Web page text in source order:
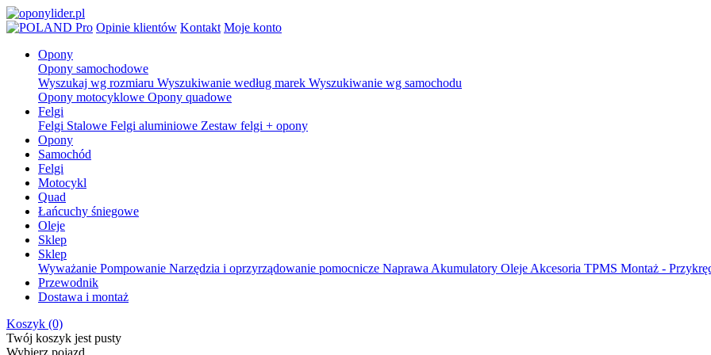
Pro Opinie klientów Kontakt Moje konto
Opony
Opony samochodowe
Wyszukaj wg rozmiaru Wyszukiwanie według marek Wyszukiwanie wg samochodu
Opony motocyklowe Opony quadowe
Felgi
Felgi Stalowe Felgi aluminiowe Zestaw felgi + opony
Opony
Samochód
Felgi
Motocykl
Quad
Łańcuchy śniegowe
Oleje
Sklep
Sklep
Wyważanie Pompowanie Narzędzia i oprzyrządowanie pomocnicze Naprawa Akumulatory Oleje Akcesoria TPMS Montaż -
Przewodnik
Dostawa i montaż
Koszyk (0)
Twój koszyk jest pusty
Wybierz pojazd